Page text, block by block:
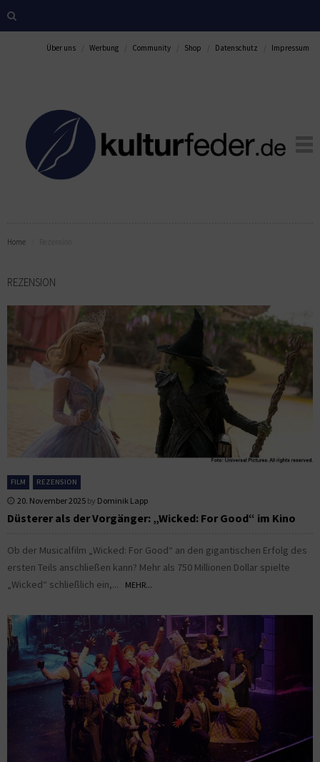
Über uns Werbung Community Shop Datenschutz Impressum
Home
REZENSION
FILM REZENSION
20. November 2025 by Dominik Lapp
Düsterer als der Vorgänger: „Wicked: For Good“ im Kino
Ob der Musicalfilm „Wicked: For Good“ an den gigantischen Erfolg des
ersten Teils anschließen kann? Mehr als 750 Millionen Dollar spielte
„Wicked“ schließlich ein,...
MEHR...